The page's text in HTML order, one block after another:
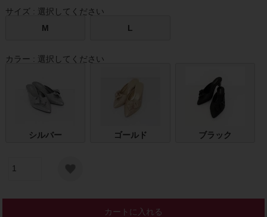
サイズ
選択してください
M
L
カラー 選択してください
シルバー ゴールド ブラック
カートに入れる